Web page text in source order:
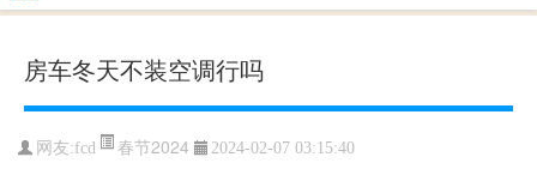
房车冬天不装空调行吗
网友:fcd 春节2024 2024-02-07 03:15:40